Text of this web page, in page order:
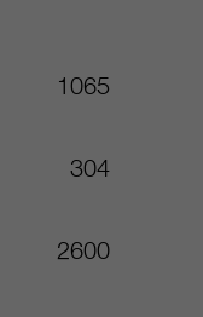
1065
304
2600